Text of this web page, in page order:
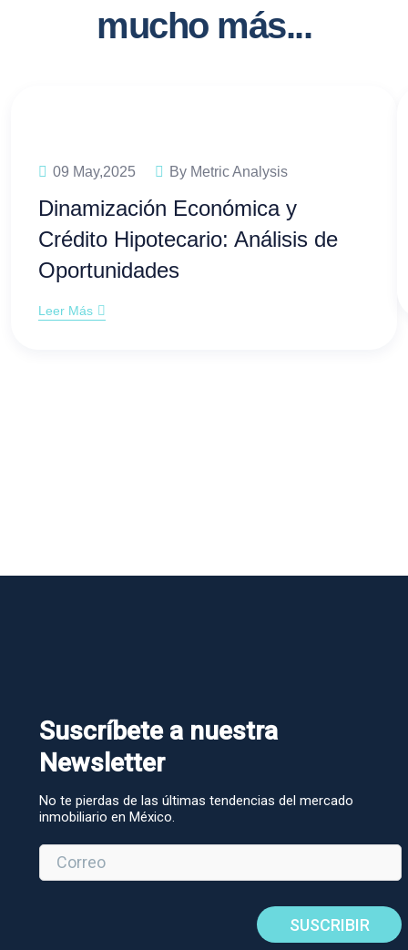
mucho más...
09 May,2025 By Metric Analysis
Dinamización Económica y
Crédito Hipotecario: Análisis de
Oportunidades
Leer Más